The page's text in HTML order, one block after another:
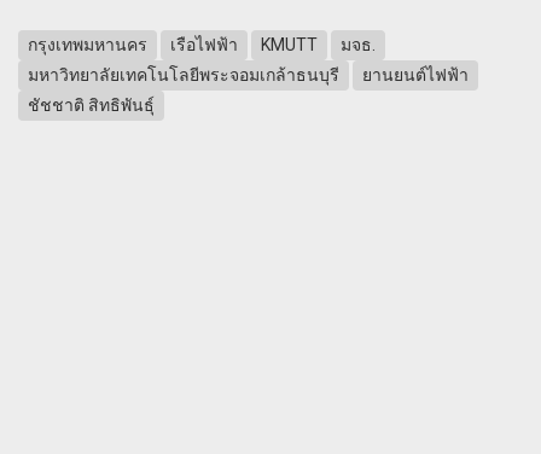
กรุงเทพมหานคร เรือไฟฟ้า KMUTT
มจธ.
มหาวิทยาลัยเทคโนโลยีพระจอมเกล้าธนบุรี
ยานยนต์ไฟฟ้า
ชัชชาติ สิทธิพันธุ์